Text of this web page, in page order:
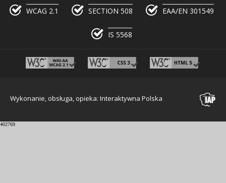
WCAG 2.1 SECTION 508 EAA/EN 301549
IS 5568
Wykonanie, obsługa, opieka: Interaktywna Polska
402769